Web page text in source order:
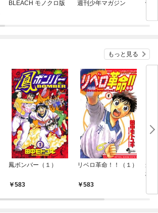
BLEACH モノクロ版 週刊少年マガジン
帝
もっと見る
鳳ボンバー（１）
583
リベロ革命！！（１）
583
最
校